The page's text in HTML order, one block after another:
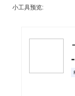
小工具预览: